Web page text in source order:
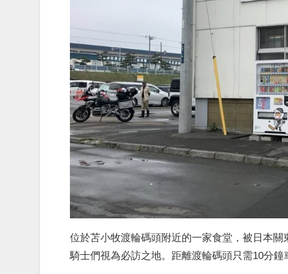
位於苫小牧渡輪碼頭附近的一家食堂，被日本
騎士們視為必訪之地。距離渡輪碼頭只需10分鐘